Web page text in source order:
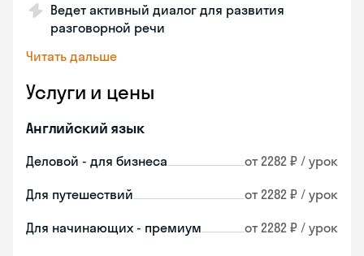
Ведет активный диалог для развития
разговорной речи
Читать дальше
Услуги и цены
Английский язык
Деловой - для бизнеса от 2282 ₽ / урок
Для путешествий от 2282 ₽ / урок
Для начинающих - премиум от 2282 ₽ / урок